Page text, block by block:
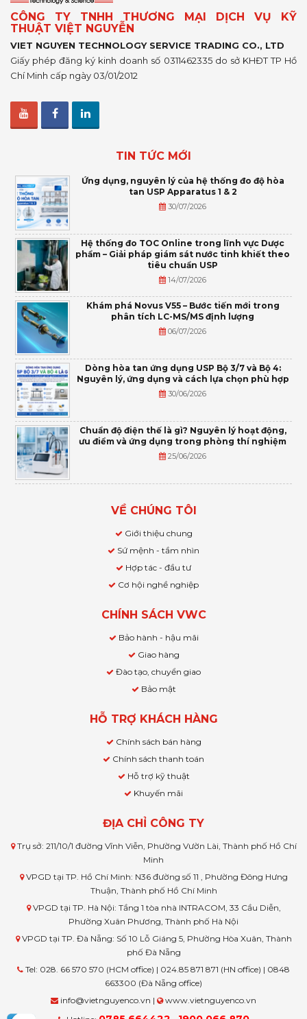
CÔNG TY TNHH THƯƠNG MẠI DỊCH VỤ KỸ
THUẬT VIỆT NGUYỄN
VIET NGUYEN TECHNOLOGY SERVICE TRADING CO., LTD
Giấy phép đăng ký kinh doanh số 0311462335 do sở KHĐT TP Hồ
Chí Minh cấp ngày 03/01/2012
TIN TỨC MỚI
Ứng dụng, nguyên lý của hệ thống đo độ hòa
tan USP Apparatus 1 & 2
30/07/2026
Hệ thống đo TOC Online trong lĩnh vực Dược
phẩm – Giải pháp giám sát nước tinh khiết theo
tiêu chuẩn USP
14/07/2026
Khám phá Novus V55 – Bước tiến mới trong
phân tích LC-MS/MS định lượng
06/07/2026
Dòng hòa tan ứng dụng USP Bộ 3/7 và Bộ 4:
Nguyên lý, ứng dụng và cách lựa chọn phù hợp
30/06/2026
Chuẩn độ điện thế là gì? Nguyên lý hoạt động,
ưu điểm và ứng dụng trong phòng thí nghiệm
25/06/2026
VỀ CHÚNG TÔI
Giới thiệu chung
Sứ mệnh - tầm nhìn
Hợp tác - đầu tư
Cơ hội nghề nghiệp
CHÍNH SÁCH VWC
Bảo hành - hậu mãi
Giao hàng
Đào tạo, chuyển giao
Bảo mật
HỖ TRỢ KHÁCH HÀNG
Chính sách bán hàng
Chính sách thanh toán
Hỗ trợ kỹ thuật
Khuyến mãi
ĐỊA CHỈ CÔNG TY
Trụ sở: 211/10/1 đường Vĩnh Viễn, Phường Vườn Lài, Thành phố Hồ Chí
Minh
VPGD tại TP. Hồ Chí Minh: N36 đường số 11 , Phường Đông Hưng
Thuận, Thành phố Hồ Chí Minh
VPGD tại TP. Hà Nội: Tầng 1 tòa nhà INTRACOM, 33 Cầu Diễn,
Phường Xuân Phương, Thành phố Hà Nội
VPGD tại TP. Đà Nẵng: Số 10 Lỗ Giáng 5, Phường Hòa Xuân, Thành
phố Đà Nẵng
Tel: 028. 66 570 570 (HCM office) | 024.85 871 871 (HN office) | 0848
663300 (Đà Nẵng office)
info@vietnguyenco.vn |
www.vietnguyenco.vn